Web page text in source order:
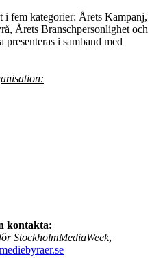
i fem kategorier: Årets Kampanj,
Årets Branschpersonlighet och
i samband med
kontakta:
StockholmMediaWeek,